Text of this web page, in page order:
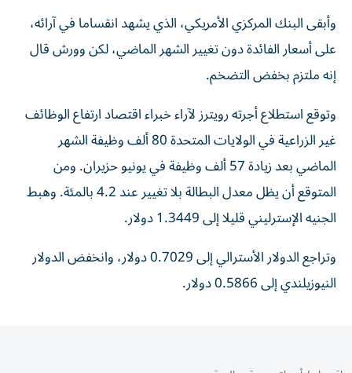
وأبقى البنك المركزي الأمريكي، الذي يشهد انقساما في آرائه،
على أسعار الفائدة ‌دون تغيير الشهر الماضي، لكن وورش قال
إنه ملتزم بخفض التضخم.
وتوقع استطلاع أجرته رويترز لآراء خبراء اقتصاد ارتفاع الوظائف
غير الزراعية في الولايات ⁠المتحدة 80 ألف وظيفة الشهر
الماضي بعد زيادة 57 ألف وظيفة ​في يونيو حزيران. ومن
المتوقع أن يظل معدل البطالة بلا تغيير عند 4.2 بالمئة. وهبط
الجنيه الإسترليني قليلا إلى 1.3449 دولار.
وتراجع الدولار الأسترالي إلى 0.7029 ⁠دولار، وانخفض الدولار
النيوزيلندي إلى 0.5866 دولار.